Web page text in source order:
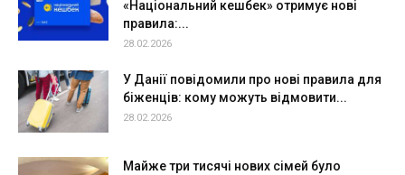
«Національний кешбек» отримує нові
правила:...
28.02.2026
У Данії повідомили про нові правила для
біженців: кому можуть відмовити...
28.02.2026
Майже три тисячі нових сімей було